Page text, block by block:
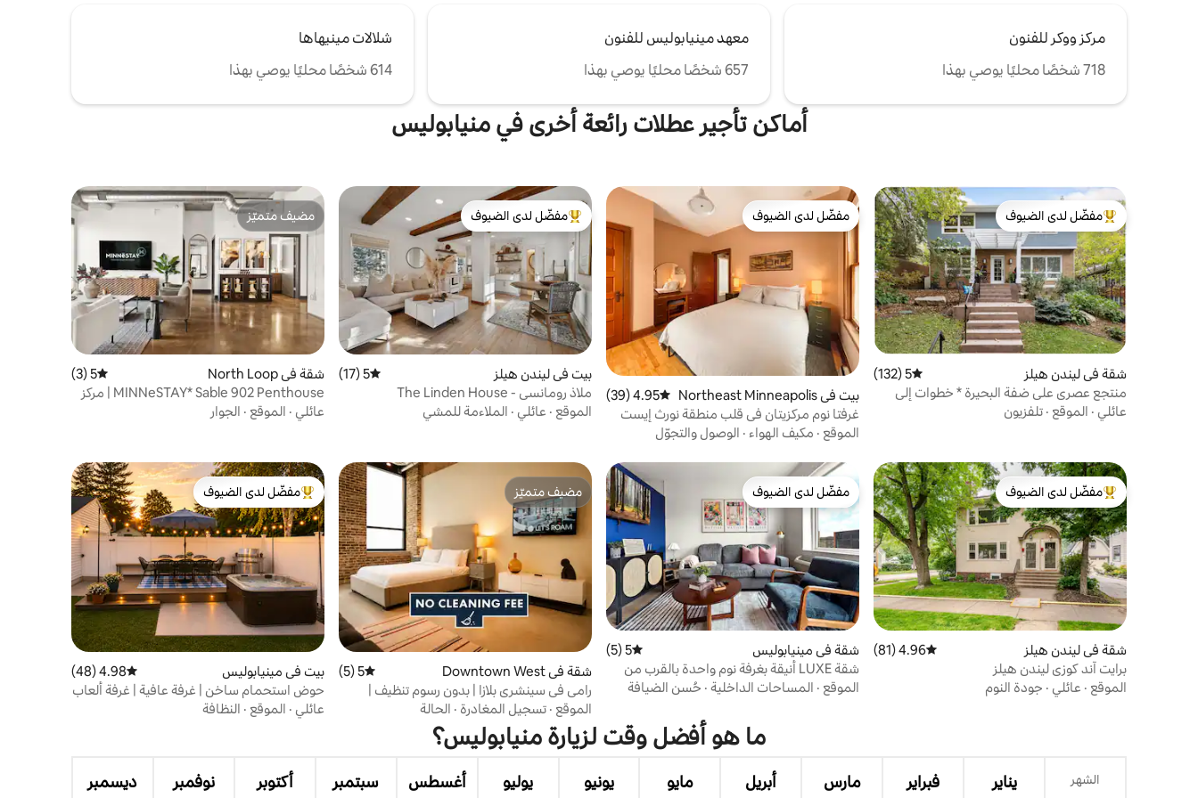
مركز ووكر للفنون
718 شخصًا محليًا يوصي بهذا
معهد مينيابوليس للفنون
657 شخصًا محليًا يوصي بهذا
شلالات مينيهاها
614 شخصًا محليًا يوصي بهذا
أماكن تأجير عطلات رائعة أخرى في منيابوليس
من أبرز البيوت المفضّلة لدى الضيوف
مفضّل لدى الضيوف
شقة في ليندن هيلز متوسط التقييم 5 من 5، 132 مراجعات
5 (132)
منتجع عصري على ضفة البحيرة * خطوات إلى
البحيرة وتناول الطعام
عائلي · الموقع · تلفزيون
مفضّل لدى الضيوف
مفضّل لدى الضيوف
بيت في Northeast Minneapolis متوسط التقييم 4.95 من 5، 39 مراجعات
4.95 (39)
غرفتا نوم مركزيتان في قلب منطقة نورث إيست
للفنون
الموقع · مكيف الهواء · الوصول والتجوّل
من أبرز البيوت المفضّلة لدى الضيوف
مفضّل لدى الضيوف
بيت في ليندن هيلز متوسط التقييم 5 من 5، 17 مراجعات
5 (17)
ملاذ رومانسي - The Linden House
الموقع · عائلي · الملاءمة للمشي
مضيف متميّز
مضيف متميّز
شقة في North Loop متوسط التقييم 5 من 5، 3 مراجعات
5 (3)
MINNeSTAY* Sable 902 Penthouse | مركز
تارجت
عائلي · الموقع · الجوار
من أبرز البيوت المفضّلة لدى الضيوف
مفضّل لدى الضيوف
شقة في ليندن هيلز متوسط التقييم 4.96 من 5، 81 مراجعات
4.96 (81)
برايت آند كوزي ليندن هيلز
الموقع · عائلي · جودة النوم
مفضّل لدى الضيوف
مفضّل لدى الضيوف
شقة في مينيابوليس متوسط التقييم 5 من 5، 5 مراجعات
5 (5)
شقة LUXE أنيقة بغرفة نوم واحدة بالقرب من
وسط المدينة ولورينغ بارك
الموقع · المساحات الداخلية · حُسن الضيافة
مضيف متميّز
مضيف متميّز
شقة في Downtown West متوسط التقييم 5 من 5، 5 مراجعات
5 (5)
رامي في سينشري بلازا | بدون رسوم تنظيف |
استوديو
الموقع · تسجيل المغادرة · الحالة
من أبرز البيوت المفضّلة لدى الضيوف
مفضّل لدى الضيوف
بيت في مينيابوليس متوسط التقييم 4.98 من 5، 48 مراجعات
4.98 (48)
حوض استحمام ساخن | غرفة عافية | غرفة ألعاب
| مناسبة للكلاب
عائلي · الموقع · النظافة
ما هو أفضل وقت لزيارة منيابوليس؟
الشهر يناير فبراير مارس أبريل مايو يونيو يوليو أغسطس سبتمبر أكتوبر نوفمبر ديسمبر